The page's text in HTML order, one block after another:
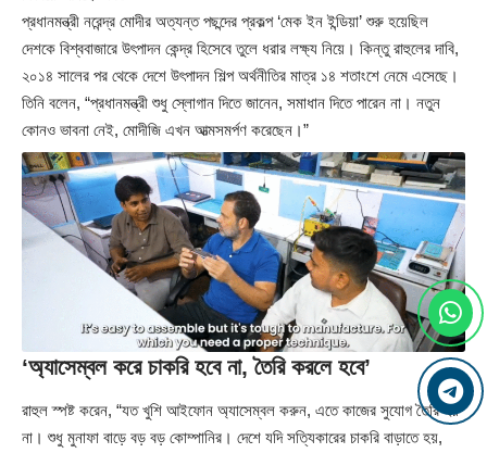
প্রধানমন্ত্রী নরেন্দ্র মোদীর অত্যন্ত পছন্দের প্রকল্প ‘মেক ইন ইন্ডিয়া’ শুরু হয়েছিল
দেশকে বিশ্ববাজারে উৎপাদন কেন্দ্র হিসেবে তুলে ধরার লক্ষ্য নিয়ে। কিন্তু রাহুলের দাবি,
২০১৪ সালের পর থেকে দেশে উৎপাদন শিল্প অর্থনীতির মাত্র ১৪ শতাংশে নেমে এসেছে।
তিনি বলেন, “প্রধানমন্ত্রী শুধু স্লোগান দিতে জানেন, সমাধান দিতে পারেন না। নতুন
কোনও ভাবনা নেই, মোদীজি এখন আত্মসমর্পণ করেছেন।”
‘অ্যাসেম্বল করে চাকরি হবে না, তৈরি করলে হবে’
রাহুলস্পষ্ট করেন, “যত খুশি আইফোন অ্যাসেম্বল করুন, এতে কাজের সুযোগ তৈরি হয়
না। শুধু মুনাফা বাড়ে বড় বড় কোম্পানির। দেশে যদি সত্যিকারের চাকরি বাড়াতে হয়,